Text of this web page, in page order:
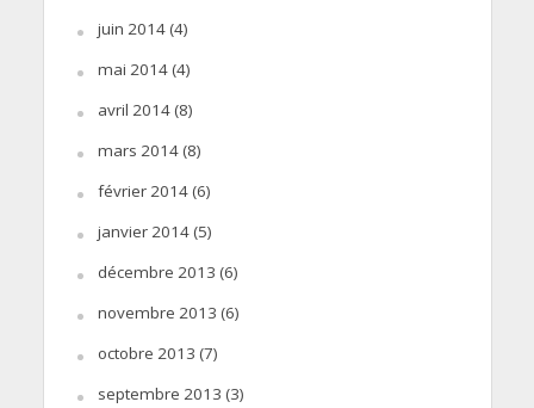
juin 2014(4)
mai 2014(4)
avril 2014(8)
mars 2014(8)
février 2014(6)
janvier 2014(5)
décembre 2013 (6)
novembre 2013 (6)
octobre 2013 (7)
septembre 2013 (3)